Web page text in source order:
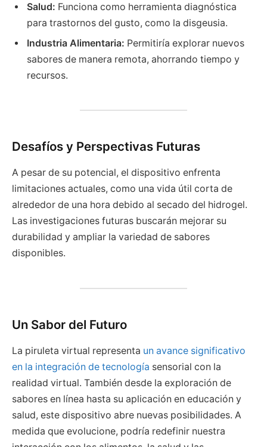
Salud: Funciona como herramienta diagnóstica
para trastornos del gusto, como la disgeusia.
Industria Alimentaria: Permitiría explorar nuevos
sabores de manera remota, ahorrando tiempo y
recursos.
Desafíos y Perspectivas Futuras
A pesar de su potencial, el dispositivo enfrenta
limitaciones actuales, como una vida útil corta de
alrededor de una hora debido al secado del hidrogel.
Las investigaciones futuras buscarán mejorar su
durabilidad y ampliar la variedad de sabores
disponibles.
Un Sabor del Futuro
La piruleta virtual representa un avance significativo
en la integración de tecnología sensorial con la
realidad virtual. También desde la exploración de
sabores en línea hasta su aplicación en educación y
salud, este dispositivo abre nuevas posibilidades. A
medida que evolucione, podría redefinir nuestra